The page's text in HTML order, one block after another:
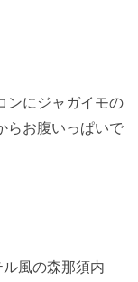
ンにジャガイモの
らお腹いっぱいで
風の森那須内